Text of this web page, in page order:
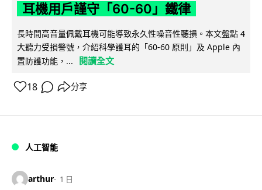
耳機用戶謹守「60-60」鐵律
長時間高音量佩戴耳機可能導致永久性噪音性聽損。本文盤點 4
大聽力受損警號，介紹科學護耳的「60-60 原則」及 Apple 內
置防護功能，...
閱讀全文
18 分享
人工智能
arthur 1 日